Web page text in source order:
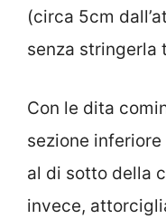
(circa 5cm
senza stringerla
Con le dita
sezione
al di sotto della
invece,